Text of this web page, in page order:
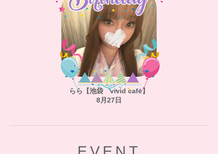
らら【池袋 vivid cafe】
8月27日